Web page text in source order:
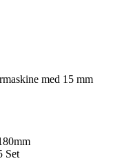
med 15 mm
Set